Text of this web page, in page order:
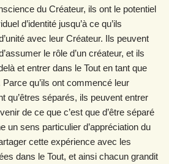
du Créateur, ils ont le potentiel
d’identité jusqu’à ce qu’ils
avec leur Créateur. Ils peuvent
le rôle d’un créateur, et ils
et entrer dans le Tout en tant que
qu’ils ont commencé leur
qu’êtres séparés, ils peuvent entrer
de ce que c’est que d’être séparé
un sens particulier d’appréciation du
cette expérience avec les
dans le Tout, et ainsi chacun grandit